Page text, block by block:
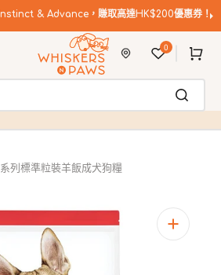
& Advance，賺取高達HK$200優惠券！
0
購
物
列標準粒裝羊飯成犬狗糧